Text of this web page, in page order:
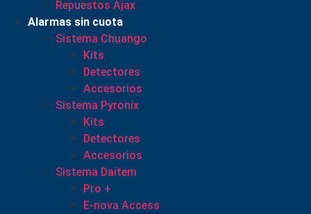
Repuestos Ajax
Alarmas sin cuota
Sistema Chuango
Kits
Detectores
Accesorios
Sistema Pyronix
Kits
Detectores
Accesorios
Sistema Daitem
Pro +
E-nova Access